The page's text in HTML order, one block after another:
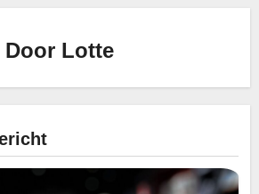
Door Lotte